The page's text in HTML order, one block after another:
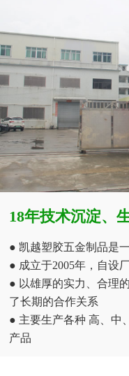
18年技术沉淀、
● 凯越塑胶五金制品是
● 成立于2005年，自设
● 以雄厚的实力、合理
了长期的合作关系
● 主要生产各种 高、中
产品